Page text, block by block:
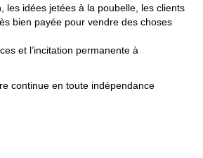
les idées jetées à la poubelle, les clients
bien payée pour vendre des choses
et l’incitation permanente à
continue en toute indépendance